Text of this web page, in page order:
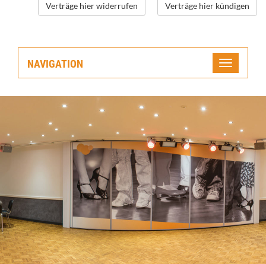
Verträge hier widerrufen Verträge hier kündigen
NAVIGATION
Toggle